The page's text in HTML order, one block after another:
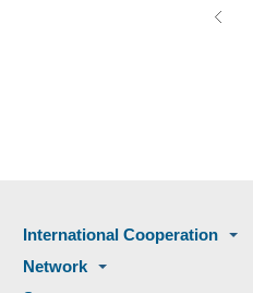
International Cooperation
Network